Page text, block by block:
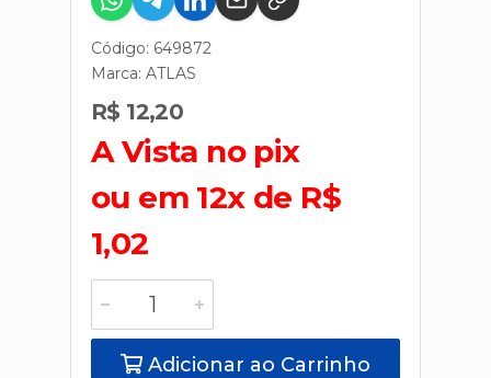
Código: 649872
Marca: ATLAS
R$ 12,20
A Vista no pix
ou em 12x de R$
1,02
Adicionar ao Carrinho